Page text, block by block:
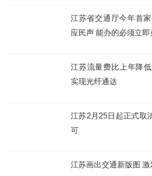
江苏省交通厅今年首
应民声 能办的必须立即
江苏流量费比上年降
实现光纤通达
江苏2月25日起正式取
可
江苏画出交通新版图